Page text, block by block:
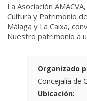
La Asociación
Cultura y Patrimonio
Málaga y La Caixa,
Nuestro patrimonio a
Organizado
Concejalía de
Ubicación: